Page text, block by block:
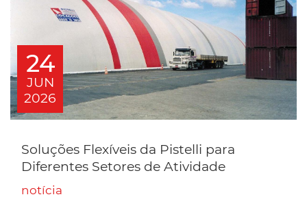
24
JUN
2026
Soluções Flexíveis da Pistelli para
Diferentes Setores de Atividade
notícia